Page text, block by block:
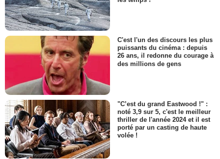
C'est l'un des discours les plus
puissants du cinéma : depuis
26 ans, il redonne du courage à
des millions de gens
"C’est du grand Eastwood !" :
noté 3,9 sur 5, c'est le meilleur
thriller de l'année 2024 et il est
porté par un casting de haute
volée !